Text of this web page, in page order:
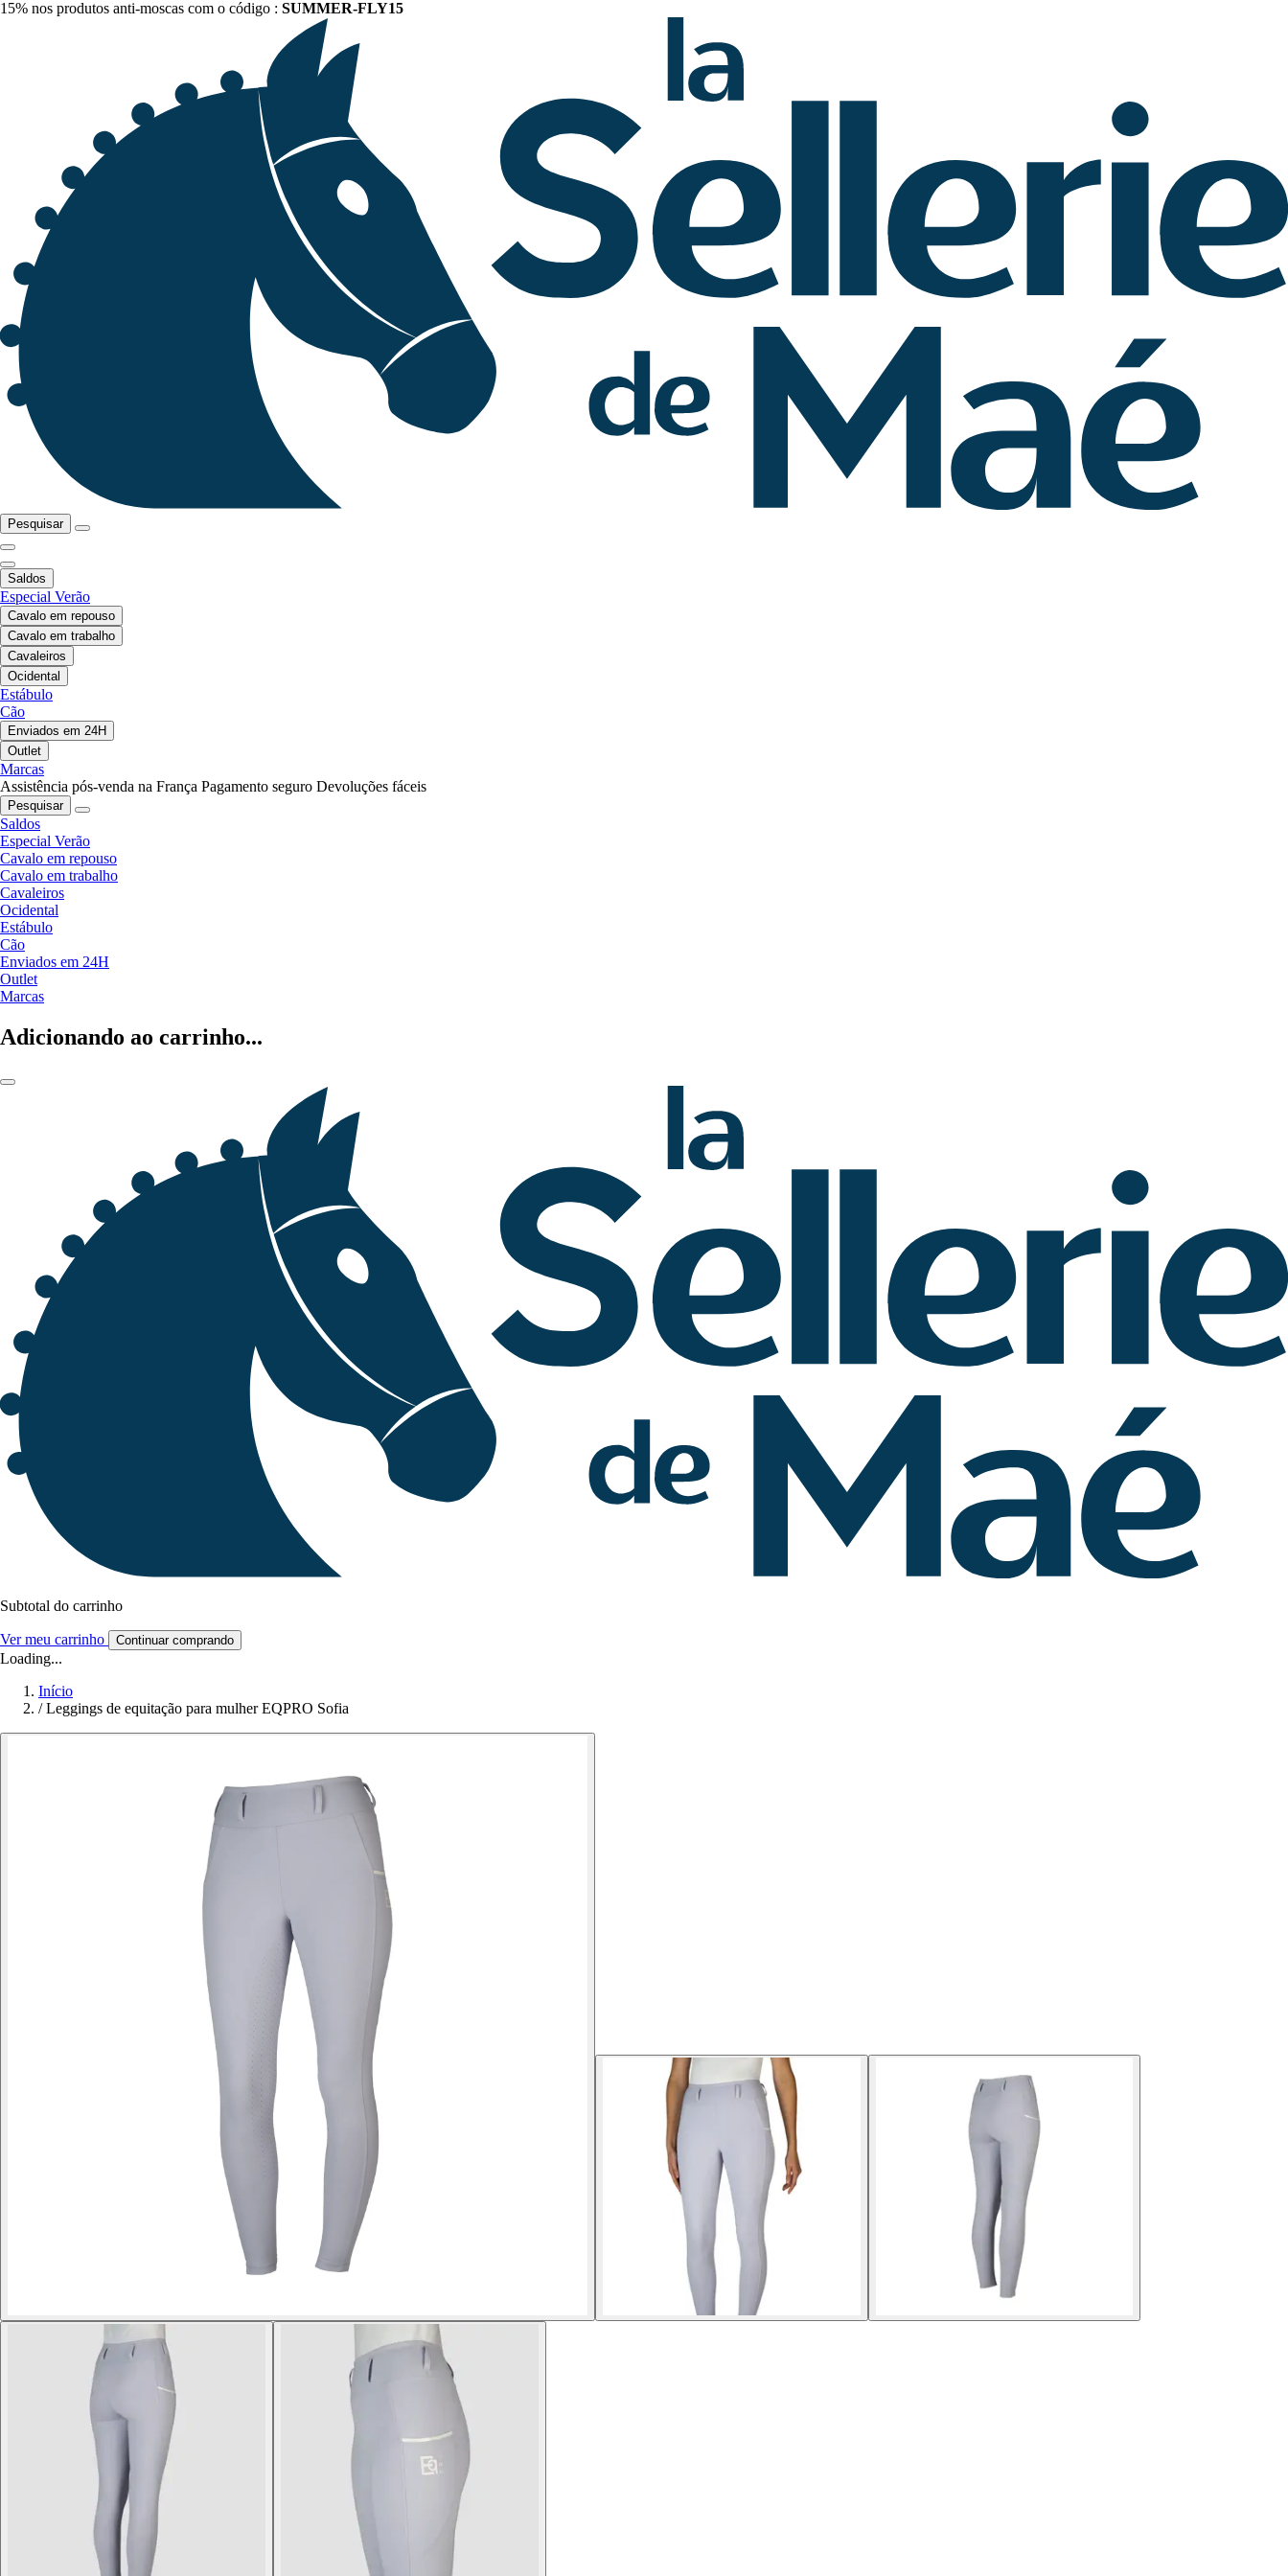
15% nos produtos anti-moscas com o código : SUMMER-FLY15
Pesquisar
Saldos
Especial Verão
Cavalo em repouso
Cavalo em trabalho
Cavaleiros
Ocidental
Estábulo
Cão
Enviados em 24H
Outlet
Marcas
Assistência pós-venda na França Pagamento seguro Devoluções fáceis
Pesquisar
Saldos
Especial Verão
Cavalo em repouso
Cavalo em trabalho
Cavaleiros
Ocidental
Estábulo
Cão
Enviados em 24H
Outlet
Marcas
Adicionando ao carrinho...
Subtotal do carrinho
Ver meu carrinho Continuar comprando
Loading...
Início
/ Leggings de equitação para mulher EQPRO Sofia